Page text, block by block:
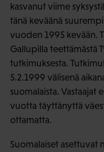
kasvanut viime
tänä keväänä
vuoden 1995 kevään.
Gallupilla teettämästä
tutkimuksesta.
5.2.1999 välisenä
suomalaista. Vastaajat
vuotta täyttänyttä
ottamatta.
Suomalaiset asettuvat